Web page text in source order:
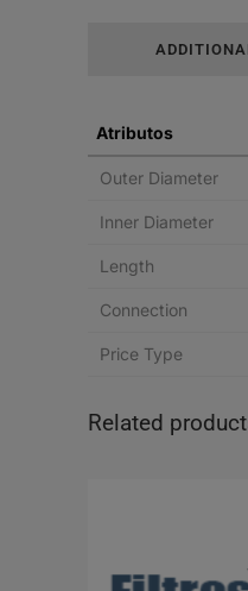
MM)
DE-
DI
quantity
Atributos
Outer Diameter
Inner Diameter
Length
Connection
Price Type
Related